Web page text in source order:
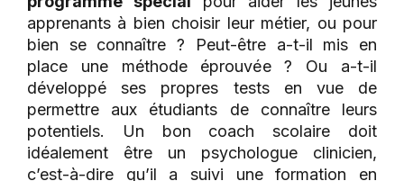
apprenants à bien choisir leur métier, ou pour
bien se connaître ? Peut-être a-t-il mis en
place une méthode éprouvée ? Ou a-t-il
développé ses propres tests en vue de
permettre aux étudiants de connaître leurs
potentiels. Un bon coach scolaire doit
idéalement être un psychologue clinicien,
c’est-à-dire qu’il a suivi une formation en